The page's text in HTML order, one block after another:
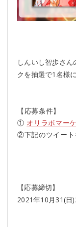
しんいし智歩さ
クを抽選で1名様
【応募条件】
① オリラボマー
②下記のツイート
【応募締切】
2021年10月31(日